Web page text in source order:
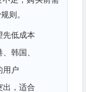
则。
先低成本
韩国、
用户
出，适合